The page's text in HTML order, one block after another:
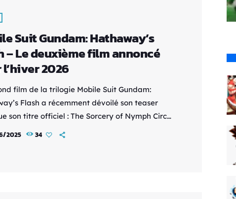
Suit Gundam: Hathaway’s
– Le deuxième film annoncé
2026
film de la trilogie Mobile Suit Gundam:
Flash a récemment dévoilé son teaser
son titre officiel : The Sorcery of Nymph Circe.
est prévue pour l’hiver 2026 au Japon. Cette
2025 34